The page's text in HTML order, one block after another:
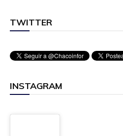
TWITTER
INSTAGRAM